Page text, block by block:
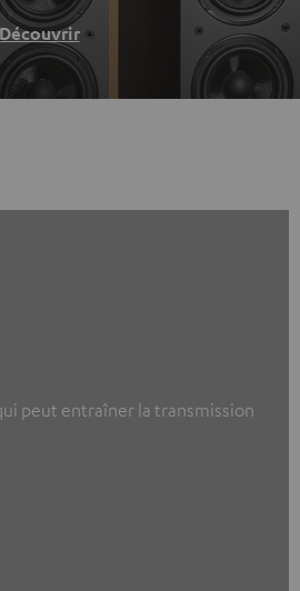
peut entraîner la transmission